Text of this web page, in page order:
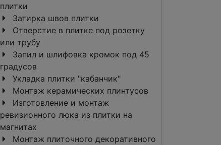
плитки
Затирка швов плитки
Отверстие в плитке под розетку
или трубу
Запил и шлифовка кромок под 45
градусов
Укладка плитки "кабанчик"
Монтаж керамических плинтусов
Изготовление и монтаж
ревизионного люка из плитки на
магнитах
Монтаж плиточного декоративного